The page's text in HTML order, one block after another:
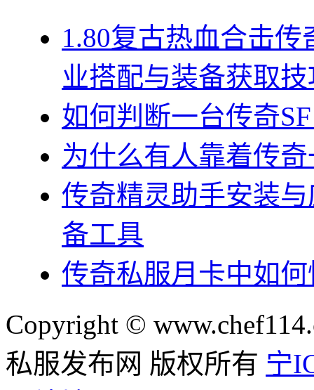
1.80复古热血合击
业搭配与装备获取
如何判断一台传奇
为什么有人靠着传
传奇精灵助手安装
备工具
传奇私服月卡中如
Copyright ©
私服发布网 版权所有 宁